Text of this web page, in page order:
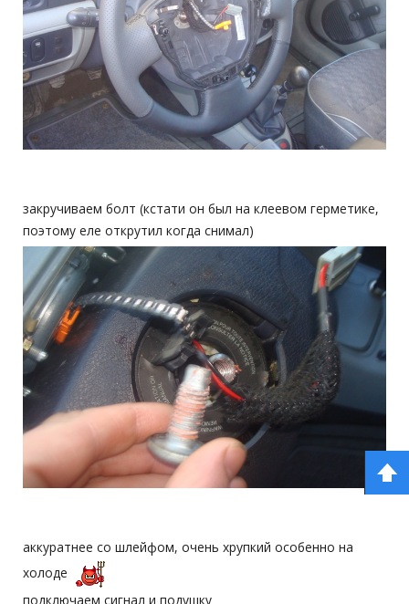
закручиваем болт (кстати он был на клеевом герметике,
поэтому еле открутил когда снимал)
аккуратнее со шлейфом, очень хрупкий особенно на
холоде
подключаем сигнал и подушку